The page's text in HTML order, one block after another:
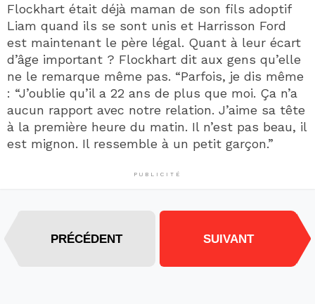
Flockhart était déjà maman de son fils adoptif
Liam quand ils se sont unis et Harrisson Ford
est maintenant le père légal. Quant à leur écart
d’âge important ? Flockhart dit aux gens qu’elle
ne le remarque même pas. “Parfois, je dis même
: “J’oublie qu’il a 22 ans de plus que moi. Ça n’a
aucun rapport avec notre relation. J’aime sa tête
à la première heure du matin. Il n’est pas beau, il
est mignon. Il ressemble à un petit garçon.”
PUBLICITÉ
PRÉCÉDENT SUIVANT